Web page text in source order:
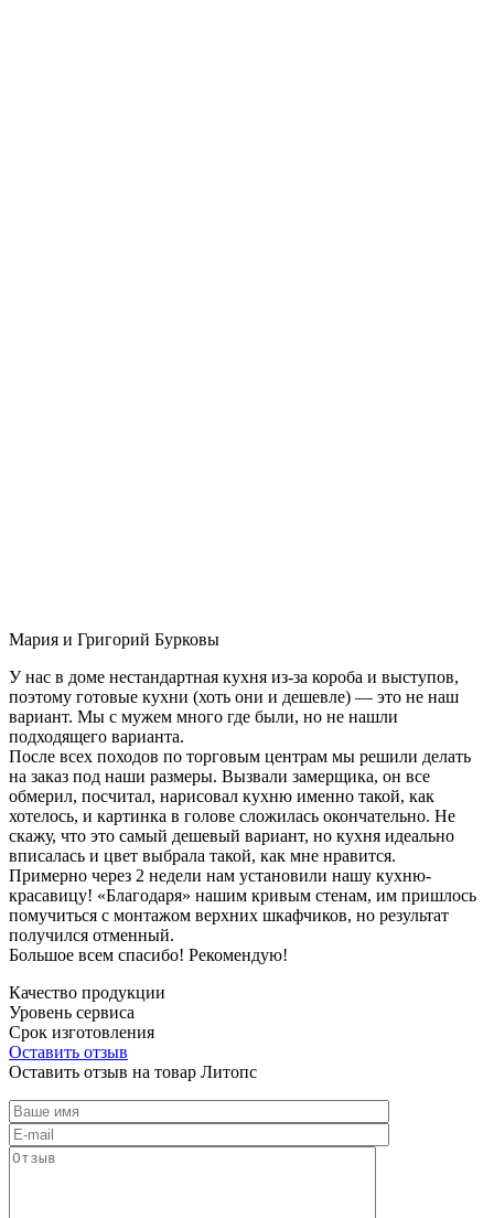
Мария и Григорий Бурковы
У нас в доме нестандартная кухня из-за короба и выступов,
поэтому готовые кухни (хоть они и дешевле) — это не наш
вариант. Мы с мужем много где были, но не нашли
подходящего варианта.
После всех походов по торговым центрам мы решили делать
на заказ под наши размеры. Вызвали замерщика, он все
обмерил, посчитал, нарисовал кухню именно такой, как
хотелось, и картинка в голове сложилась окончательно. Не
скажу, что это самый дешевый вариант, но кухня идеально
вписалась и цвет выбрала такой, как мне нравится.
Примерно через 2 недели нам установили нашу кухню-
красавицу! «Благодаря» нашим кривым стенам, им пришлось
помучиться с монтажом верхних шкафчиков, но результат
получился отменный.
Большое всем спасибо! Рекомендую!
Качество продукции
Уровень сервиса
Срок изготовления
Оставить отзыв
Оставить отзыв на товар Литопс